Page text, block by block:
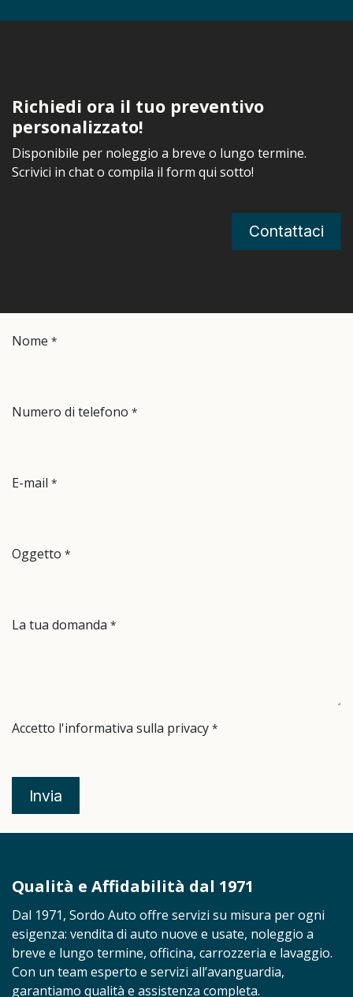
Richiedi ora il tuo preventivo
personalizzato!
Disponibile per noleggio a breve o lungo termine.
Scrivici in chat o compila il form qui sotto!
Contattaci
Nome *
Numero di telefono *
E-mail *
Oggetto *
La tua domanda *
Accetto l'informativa sulla privacy *
Invia
Qualità e Affidabilità dal 1971
Dal 1971, Sordo Auto offre servizi su misura per ogni
esigenza: vendita di auto nuove e usate, noleggio a
breve e lungo termine, officina, carrozzeria e lavaggio.
Con un team esperto e servizi all’avanguardia,
garantiamo qualità e assistenza completa.